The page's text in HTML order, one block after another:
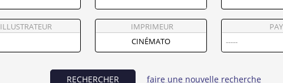
ILLUSTRATEUR IMPRIMEUR
RECHERCHER faire une nouvelle recherche